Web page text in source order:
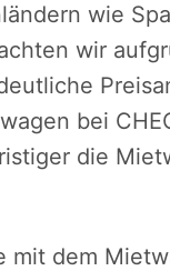
wie
wir
bei
die
mit dem